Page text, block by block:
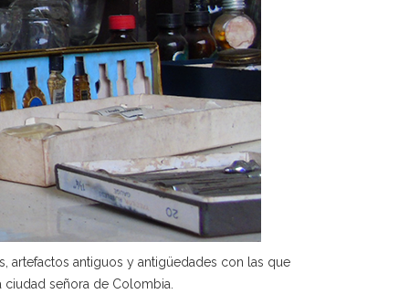
antiguos y antigüedades con las que
señora de Colombia.